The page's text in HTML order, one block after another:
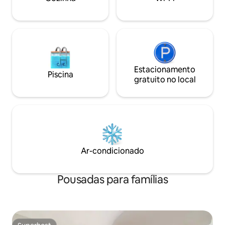
Piscina
Estacionamento
gratuito no local
Ar-condicionado
Pousadas para famílias